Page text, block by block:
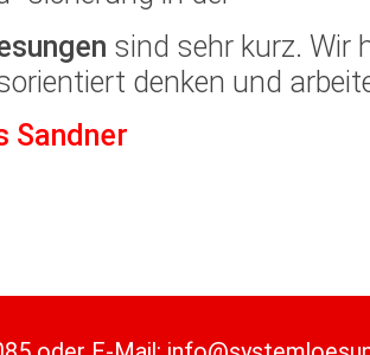
sind sehr kurz. Wir
denken und
Sandner